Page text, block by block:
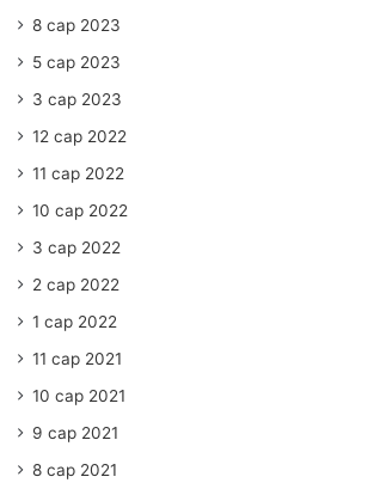
8 сар 2023
5 сар 2023
3 сар 2023
12 сар 2022
11 сар 2022
10 сар 2022
3 сар 2022
2 сар 2022
1 сар 2022
11 сар 2021
10 сар 2021
9 сар 2021
8 сар 2021